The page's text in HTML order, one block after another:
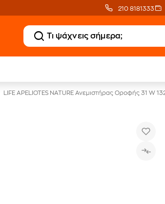
210 8181333
20 €
LIFE APELIOTES NATURE Ανεμιστήρας Οροφής 31 W